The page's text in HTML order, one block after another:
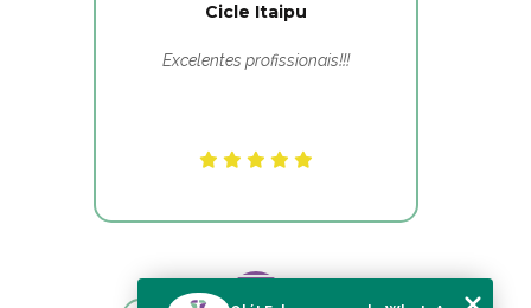
Cicle Itaipu
Excelentes profissionais!!!